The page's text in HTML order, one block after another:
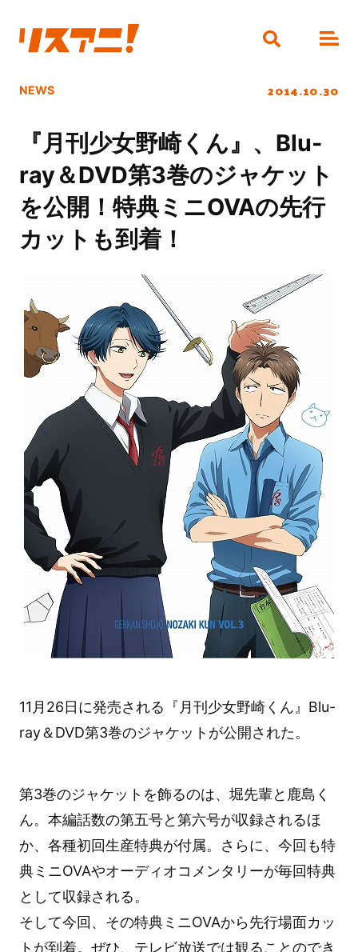
NEWS 2014.10.30
『月刊少女野崎くん』、Blu-
ray＆DVD第3巻のジャケット
を公開！特典ミニOVAの先行
カットも到着！
11月26日に発売される『月刊少女野崎くん』Blu-
ray＆DVD第3巻のジャケットが公開された。
第3巻のジャケットを飾るのは、堀先輩と鹿島く
ん。本編話数の第五号と第六号が収録されるほ
か、各種初回生産特典が付属。さらに、今回も特
典ミニOVAやオーディオコメンタリーが毎回特典
として収録される。
そして今回、その特典ミニOVAから先行場面カッ
トが到着。ぜひ、テレビ放送では観ることのでき